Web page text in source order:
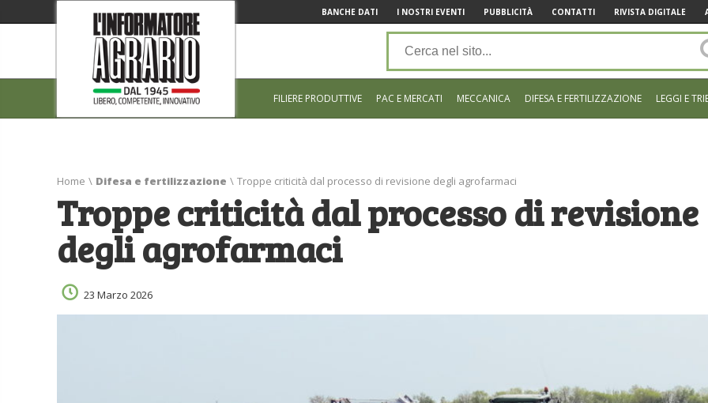
BANCHE DATI I NOSTRI EVENTI PUBBLICITÀ CONTATTI RIVISTA DIGITALE
FILIERE PRODUTTIVE PAC E MERCATI MECCANICA DIFESA E FERTILIZZAZIONE LEGGI E
Home \ Difesa e fertilizzazione \ Troppe criticità dal processo di revisione degli agrofarmaci
Troppe criticità dal processo di revisione
degli agrofarmaci
23 Marzo 2026